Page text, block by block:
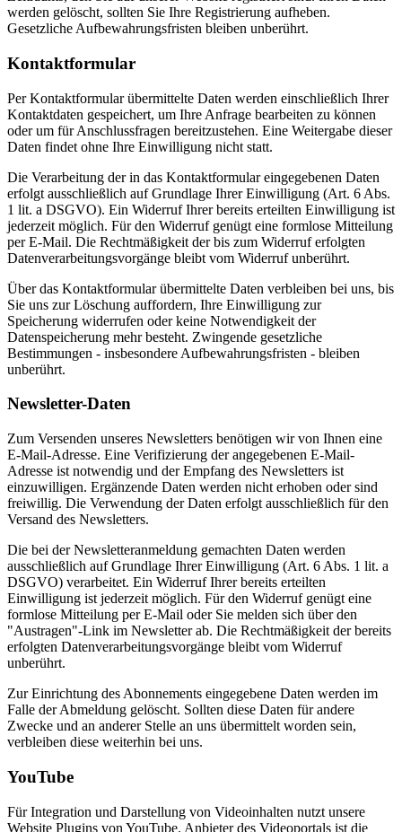
werden gelöscht, sollten Sie Ihre Registrierung aufheben.
Gesetzliche Aufbewahrungsfristen bleiben unberührt.
Kontaktformular
Per Kontaktformular übermittelte Daten werden einschließlich Ihrer
Kontaktdaten gespeichert, um Ihre Anfrage bearbeiten zu können
oder um für Anschlussfragen bereitzustehen. Eine Weitergabe dieser
Daten findet ohne Ihre Einwilligung nicht statt.
Die Verarbeitung der in das Kontaktformular eingegebenen Daten
erfolgt ausschließlich auf Grundlage Ihrer Einwilligung (Art. 6 Abs.
1 lit. a DSGVO). Ein Widerruf Ihrer bereits erteilten Einwilligung ist
jederzeit möglich. Für den Widerruf genügt eine formlose Mitteilung
per E-Mail. Die Rechtmäßigkeit der bis zum Widerruf erfolgten
Datenverarbeitungsvorgänge bleibt vom Widerruf unberührt.
Über das Kontaktformular übermittelte Daten verbleiben bei uns, bis
Sie uns zur Löschung auffordern, Ihre Einwilligung zur
Speicherung widerrufen oder keine Notwendigkeit der
Datenspeicherung mehr besteht. Zwingende gesetzliche
Bestimmungen - insbesondere Aufbewahrungsfristen - bleiben
unberührt.
Newsletter-Daten
Zum Versenden unseres Newsletters benötigen wir von Ihnen eine
E-Mail-Adresse. Eine Verifizierung der angegebenen E-Mail-
Adresse ist notwendig und der Empfang des Newsletters ist
einzuwilligen. Ergänzende Daten werden nicht erhoben oder sind
freiwillig. Die Verwendung der Daten erfolgt ausschließlich für den
Versand des Newsletters.
Die bei der Newsletteranmeldung gemachten Daten werden
ausschließlich auf Grundlage Ihrer Einwilligung (Art. 6 Abs. 1 lit. a
DSGVO) verarbeitet. Ein Widerruf Ihrer bereits erteilten
Einwilligung ist jederzeit möglich. Für den Widerruf genügt eine
formlose Mitteilung per E-Mail oder Sie melden sich über den
"Austragen"-Link im Newsletter ab. Die Rechtmäßigkeit der bereits
erfolgten Datenverarbeitungsvorgänge bleibt vom Widerruf
unberührt.
Zur Einrichtung des Abonnements eingegebene Daten werden im
Falle der Abmeldung gelöscht. Sollten diese Daten für andere
Zwecke und an anderer Stelle an uns übermittelt worden sein,
verbleiben diese weiterhin bei uns.
YouTube
Für Integration und Darstellung von Videoinhalten nutzt unsere
Website Plugins von YouTube. Anbieter des Videoportals ist die